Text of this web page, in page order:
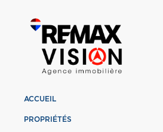
ACCUEIL
PROPRIÉTÉS